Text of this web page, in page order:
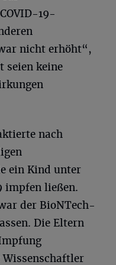
19-
nicht erhöht“,
seien keine
nach
ein Kind unter
impfen ließen.
der BioNTech-
Die Eltern